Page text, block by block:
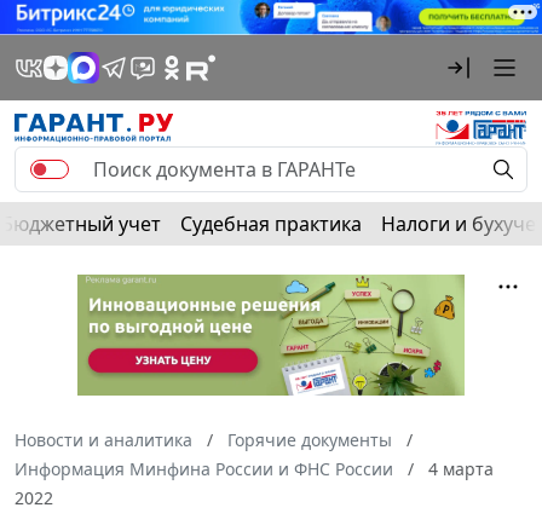
Бюджетный учет Судебная практика Налоги и
Новости и аналитика
Горячие документы
Информация Минфина России и ФНС России
4 марта
2022